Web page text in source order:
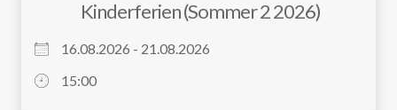
Kinderferien (Sommer 2 2026)
16.08.2026 - 21.08.2026
15:00